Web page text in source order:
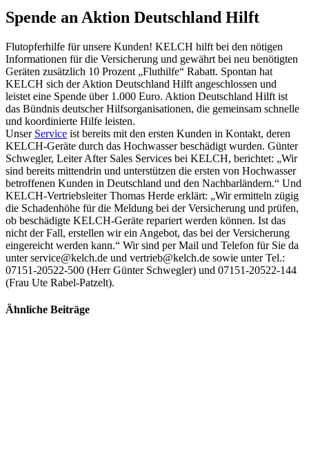
Spende an Aktion Deutschland Hilft
Flutopferhilfe für unsere Kunden! KELCH hilft bei den nötigen
Informationen für die Versicherung und gewährt bei neu benötigten
Geräten zusätzlich 10 Prozent „Fluthilfe“ Rabatt. Spontan hat
KELCH sich der Aktion Deutschland Hilft angeschlossen und
leistet eine Spende über 1.000 Euro. Aktion Deutschland Hilft ist
das Bündnis deutscher Hilfsorganisationen, die gemeinsam schnelle
und koordinierte Hilfe leisten.
Unser Service ist bereits mit den ersten Kunden in Kontakt, deren
KELCH-Geräte durch das Hochwasser beschädigt wurden. Günter
Schwegler, Leiter After Sales Services bei KELCH, berichtet: „Wir
sind bereits mittendrin und unterstützen die ersten von Hochwasser
betroffenen Kunden in Deutschland und den Nachbarländern.“ Und
KELCH-Vertriebsleiter Thomas Herde erklärt: „Wir ermitteln zügig
die Schadenhöhe für die Meldung bei der Versicherung und prüfen,
ob beschädigte KELCH-Geräte repariert werden können. Ist das
nicht der Fall, erstellen wir ein Angebot, das bei der Versicherung
eingereicht werden kann.“ Wir sind per Mail und Telefon für Sie da
unter service@kelch.de und vertrieb@kelch.de sowie unter Tel.:
07151-20522-500 (Herr Günter Schwegler) und 07151-20522-144
(Frau Ute Rabel-Patzelt).
Ähnliche Beiträge